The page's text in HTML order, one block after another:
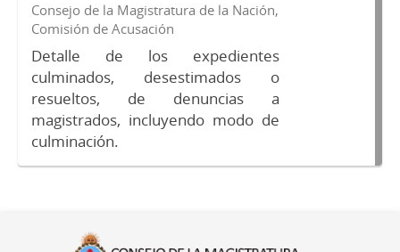
Consejo de la Magistratura de la Nación,
Comisión de Acusación
Detalle de los expedientes
culminados, desestimados o
resueltos, de denuncias a
magistrados, incluyendo modo de
culminación.